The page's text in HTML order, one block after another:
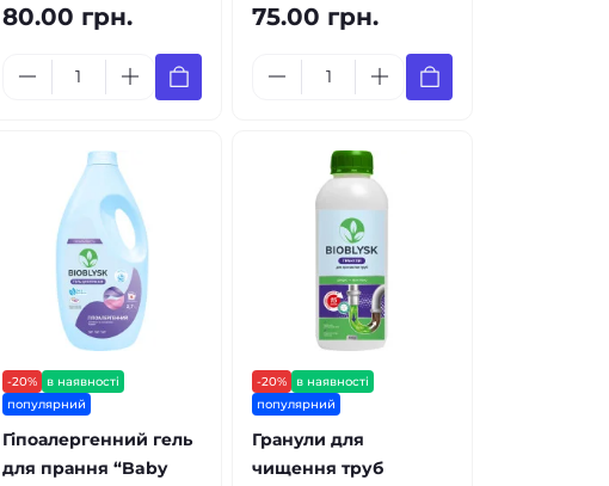
80.00 грн. 75.00 грн.
-20%
в наявності
популярний
Гіпоалергенний гель
для прання “Baby
-20%
в наявності
популярний
Гранули для
чищення труб